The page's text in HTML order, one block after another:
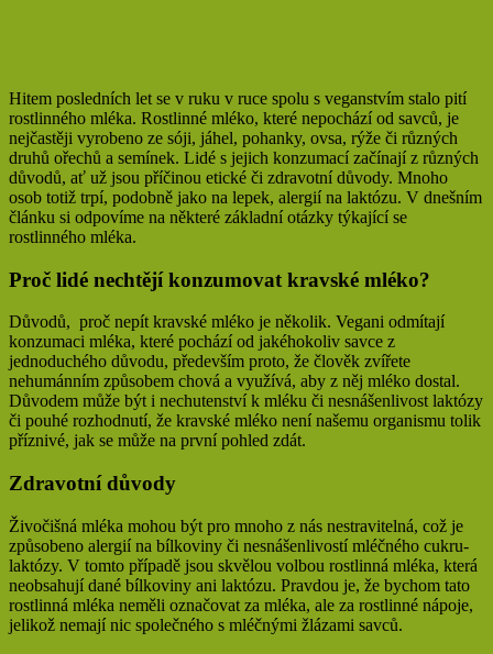
Hitem posledních let se v ruku v ruce spolu s veganstvím stalo pití
rostlinného mléka. Rostlinné mléko, které nepochází od savců, je
nejčastěji vyrobeno ze sóji, jáhel, pohanky, ovsa, rýže či různých
druhů ořechů a semínek. Lidé s jejich konzumací začínají z různých
důvodů, ať už jsou příčinou etické či zdravotní důvody. Mnoho
osob totiž trpí, podobně jako na lepek, alergií na laktózu. V dnešním
článku si odpovíme na některé základní otázky týkající se
rostlinného mléka.
Proč lidé nechtějí konzumovat kravské mléko?
Důvodů, proč nepít kravské mléko je několik. Vegani odmítají
konzumaci mléka, které pochází od jakéhokoliv savce z
jednoduchého důvodu, především proto, že člověk zvířete
nehumánním způsobem chová a využívá, aby z něj mléko dostal.
Důvodem může být i nechutenství k mléku či nesnášenlivost laktózy
či pouhé rozhodnutí, že kravské mléko není našemu organismu tolik
příznivé, jak se může na první pohled zdát.
Zdravotní důvody
Živočišná mléka mohou být pro mnoho z nás nestravitelná, což je
způsobeno alergií na bílkoviny či nesnášenlivostí mléčného cukru-
laktózy. V tomto případě jsou skvělou volbou rostlinná mléka, která
neobsahují dané bílkoviny ani laktózu. Pravdou je, že bychom tato
rostlinná mléka neměli označovat za mléka, ale za rostlinné nápoje,
jelikož nemají nic společného s mléčnými žlázami savců.